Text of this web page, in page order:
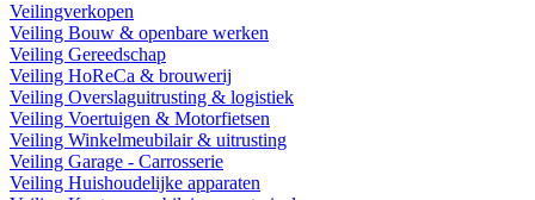
Veilingverkopen
Veiling Bouw & openbare werken
Veiling Gereedschap
Veiling HoReCa & brouwerij
Veiling Overslaguitrusting & logistiek
Veiling Voertuigen & Motorfietsen
Veiling Winkelmeubilair & uitrusting
Veiling Garage - Carrosserie
Veiling Huishoudelijke apparaten